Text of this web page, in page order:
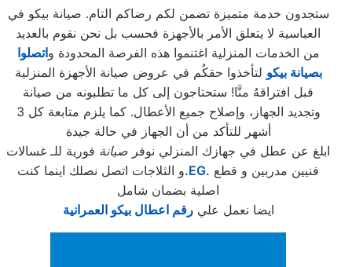
ستجدون خدمة متميزة تضمن لكم رضاكم التام. صيانة بيكو في
العباسية لا يتعلق الأمر بالأجهزة فحسب بل نحن نقوم بالعديد
من الخدمات المنزلية اغتنموا هذه الفرصة المحدودة واتصلوا
بصيانة بيكو لتأخذوا حقكُم في عروض صيانة الأجهزة المنزلية
قبل افتراقهُ منَّا! ستحتاجون إلى كل ما تطلبونه من صيانة
وتجديد الجهاز، وإصلاح جميع الأعطال. كما يلزم متابعة كل 3
أشهر للتأكد من أن الجهاز في حالة جيدة
ابلغ عن عطل في جهازك المنزلي نوفر صيانة فورية للـ غسالات
و الثلاجات اتصل نصلك اينما كنت.EG.
اصلية بضمان شامل
ايضا نعمل عليرقم اعطال بيكو العمرانية